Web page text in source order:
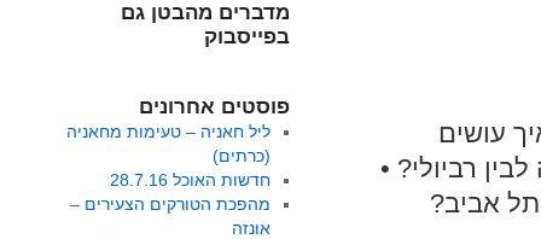
עושים
רביולי? •
אביב?
מדברים מהבטן גם
בפייסבוק
פוסטים אחרונים
ליל חאניה – טעימות מחאניה
(כרתים)
חדשות האוכל 28.7.16
מהפכת הטורקים הצעירים –
אונזה